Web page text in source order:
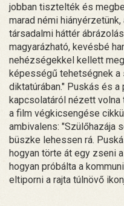
jobban tisztelték és
marad némi
társadalmi háttér
magyarázható, kevésbé
nehézségekkel kellett
képességű tehetségnek
diktatúrában." Puskás és
kapcsolatáról nézett volna
a film végkicsengése
ambivalens: "Szülőhazája
büszke lehessen rá.
hogyan törte át egy zseni
hogyan próbálta a
eltiporni a rajta túlnövő